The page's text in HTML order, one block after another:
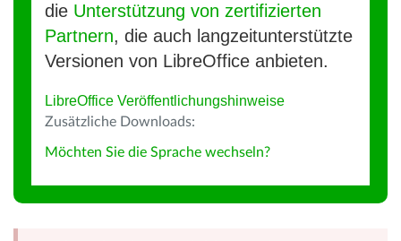
die Unterstützung von zertifizierten
Partnern, die auch langzeitunterstützte
Versionen von LibreOffice anbieten.
LibreOffice Veröffentlichungshinweise
Zusätzliche Downloads:
Möchten Sie die Sprache wechseln?